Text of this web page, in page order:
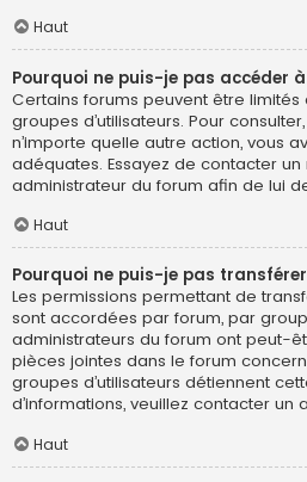
Haut
Pourquoi ne puis-je pas accéder
Certains forums peuvent être limités
groupes d’utilisateurs. Pour
n’importe quelle autre action, vous
adéquates. Essayez de contacter
administrateur du forum afin de lui
Haut
Pourquoi ne puis-je pas
Les permissions permettant de
sont accordées par forum, par
administrateurs du forum ont peut-
pièces jointes dans le forum
groupes d’utilisateurs détiennent
d’informations, veuillez contacter un
Haut